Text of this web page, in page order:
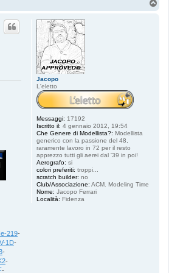
Jacopo
L'eletto
Messaggi: 17192
Iscritto il: 4 gennaio 2012, 19:54
Che Genere di Modellista?: Modellista
generico con la passione del 48,
raramente lavoro in 72 per il resto
apprezzo tutti gli aerei dal '39 in poi!
Aerografo: si
colori preferiti: troppi...
scratch builder: no
Club/Associazione: ACM. Modeling Time
Nome: Jacopo Ferrari
Località: Fidenza
219-
1D-
-
-
-